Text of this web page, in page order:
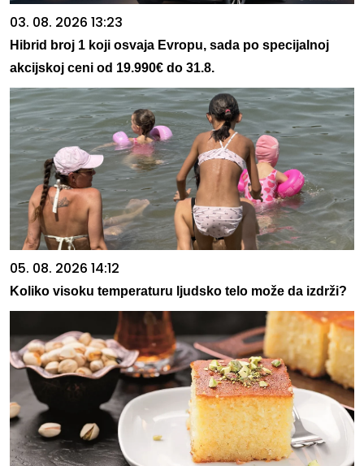
03. 08. 2026 13:23
Hibrid broj 1 koji osvaja Evropu, sada po specijalnoj
akcijskoj ceni od 19.990€ do 31.8.
05. 08. 2026 14:12
Koliko visoku temperaturu ljudsko telo može da izdrži?